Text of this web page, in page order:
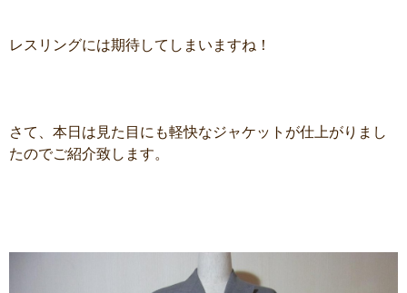
レスリングには期待してしまいますね！
さて、本日は見た目にも軽快なジャケットが仕上がりまし
たのでご紹介致します。